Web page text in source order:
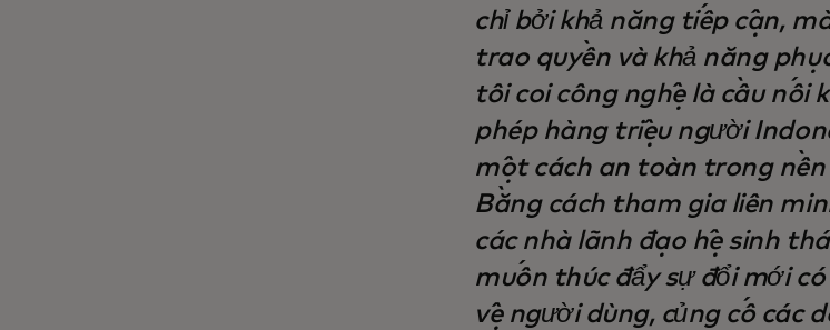
chỉ bởi khả năng tiếp cận,
trao quyền và khả năng
tôi coi công nghệ là cầu nối
phép hàng triệu người
một cách an toàn trong
Bằng cách tham gia liên
các nhà lãnh đạo hệ sinh
muốn thúc đẩy sự đổi mới
vệ người dùng, củng cố các